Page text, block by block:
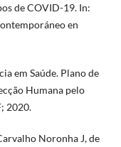
de COVID-19. In:
en
em Saúde. Plano de
Humana pelo
2020.
Noronha J, de